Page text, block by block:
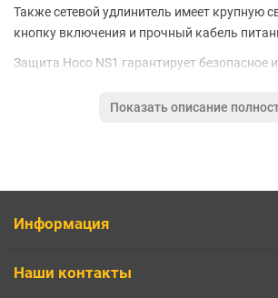
Также сетевой удлинитель имеет крупную
кнопку включения и прочный кабель
Защита Hoco NS1 гарантирует безопасное
Каждая розетка оснащена заземлением.
Напряжение сети 100-240 В
Количество розеток европейского
Показать описание
Информация
Наши контакты